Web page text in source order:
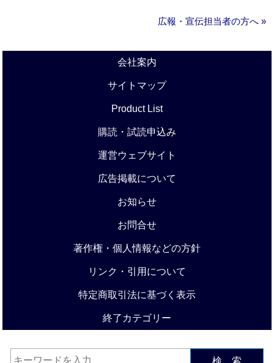
広報・宣伝担当者の方へ »
会社案内
サイトマップ
Product List
購読・試読申込み
運営ウェブサイト
広告掲載について
お知らせ
お問合せ
著作権・個人情報などの方針
リンク・引用について
特定商取引法に基づく表示
終了カテゴリー